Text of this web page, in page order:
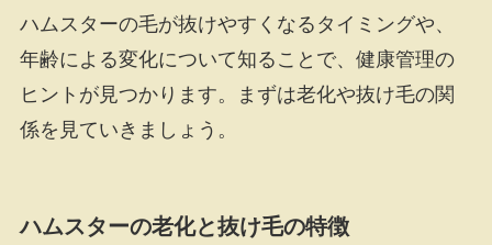
ハムスターの毛が抜けやすくなるタイミングや、
年齢による変化について知ることで、健康管理の
ヒントが見つかります。まずは老化や抜け毛の関
係を見ていきましょう。
ハムスターの老化と抜け毛の特徴